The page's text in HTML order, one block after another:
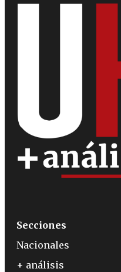
Secciones
Nacionales
+ análisis